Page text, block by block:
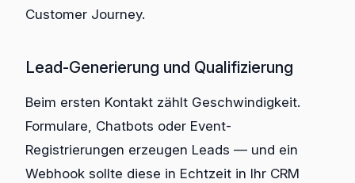
Customer Journey.
Lead-Generierung und Qualifizierung
Beim ersten Kontakt zählt Geschwindigkeit.
Formulare, Chatbots oder Event-
Registrierungen erzeugen Leads — und ein
Webhook sollte diese in Echtzeit in Ihr CRM